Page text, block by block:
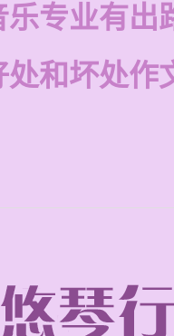
乐专业有出
处和坏处作